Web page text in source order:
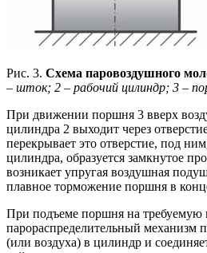
Рис. 3. Схема паровоздушного
– шток; 2 – рабочий цилиндр; 3 –
При движении поршня 3 вверх
цилиндра 2 выходит через
перекрывает это отверстие, под
цилиндра, образуется замкнутое
возникает упругая воздушная
плавное торможение поршня в
При подъеме поршня на требуемую
парораспределительный механизм
(или воздуха) в цилиндр и